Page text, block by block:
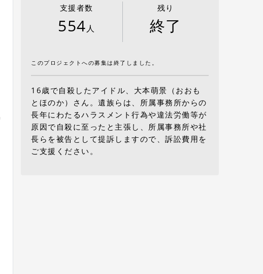
支援者数
554人
残り
終了
このプロジェクトへの募集は終了しました。
16歳で自殺したアイドル、大本萌景（おおも
とほのか）さん。遺族らは、所属事務所からの
長年にわたるハラスメント行為や違法労働等が
原因で自殺に至ったと主張し、所属事務所や社
長らを被告として提訴しますので、訴訟費用を
ご支援ください。